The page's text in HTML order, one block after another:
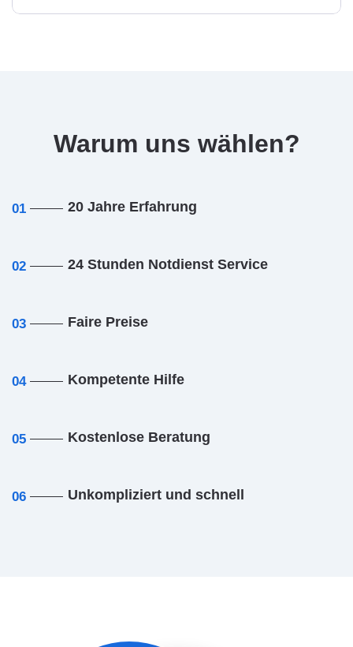
Warum uns wählen?
01 20 Jahre Erfahrung
02 24 Stunden Notdienst Service
03 Faire Preise
04 Kompetente Hilfe
05 Kostenlose Beratung
06 Unkompliziert und schnell